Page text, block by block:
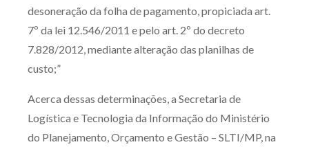
desoneração da folha de pagamento, propiciada art.
7º da lei 12.546/2011 e pelo art. 2º do decreto
7.828/2012, mediante alteração das planilhas de
custo;”
Acerca dessas determinações, a Secretaria de
Logística e Tecnologia da Informação do Ministério
do Planejamento, Orçamento e Gestão – SLTI/MP, na